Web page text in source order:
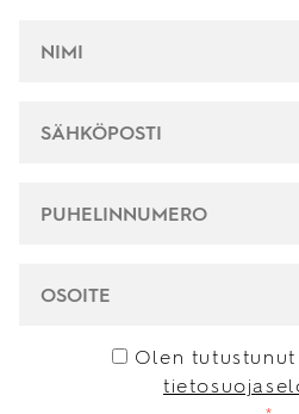
Olen tutustunut